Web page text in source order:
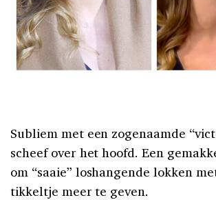
Subliem met een zogenaamde
scheef over het hoofd. Een
om “saaie” loshangende lokken
tikkeltje meer te geven.